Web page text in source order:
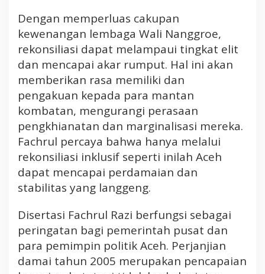
Dengan memperluas cakupan
kewenangan lembaga Wali Nanggroe,
rekonsiliasi dapat melampaui tingkat elit
dan mencapai akar rumput. Hal ini akan
memberikan rasa memiliki dan
pengakuan kepada para mantan
kombatan, mengurangi perasaan
pengkhianatan dan marginalisasi mereka.
Fachrul percaya bahwa hanya melalui
rekonsiliasi inklusif seperti inilah Aceh
dapat mencapai perdamaian dan
stabilitas yang langgeng.
Disertasi Fachrul Razi berfungsi sebagai
peringatan bagi pemerintah pusat dan
para pemimpin politik Aceh. Perjanjian
damai tahun 2005 merupakan pencapaian